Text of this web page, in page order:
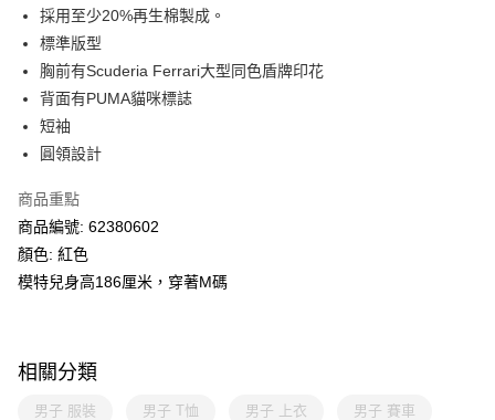
送貨方式
單筆訂單淨值滿$399可享免運費優惠
每筆HK$30.00，滿HK$399.00或以上免運費
滿$599可享澳門免運費優惠
採用至少20%再生棉製成。
標準版型
胸前有Scuderia Ferrari大型同色盾牌印花
背面有PUMA貓咪標誌
短袖
圓領設計
商品重點
商品編號: 62380602
顏色: 紅色
模特兒身高186厘米，穿著M碼
相關分類
男子 服裝 男子 T恤 男子 上衣 男子 賽車